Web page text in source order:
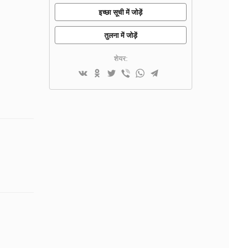
इच्छा सूची में जोड़ें
तुलना में जोड़ें
शेयर: